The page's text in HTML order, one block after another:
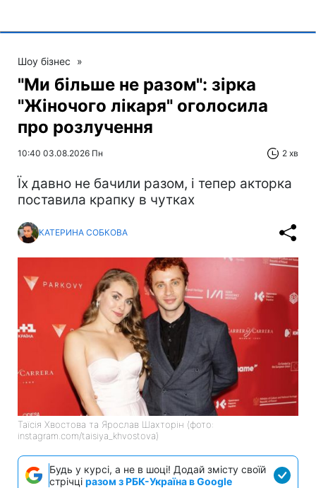
Шоу бізнес »
"Ми більше не разом": зірка
"Жіночого лікаря" оголосила
про розлучення
10:40 03.08.2026 Пн 2 хв
Їх давно не бачили разом, і тепер акторка
поставила крапку в чутках
КАТЕРИНА СОБКОВА
Таїсія Хвостова та Ярослав Шахторін (фото:
instagram.com/taisiya_khvostova)
Будь у курсі, а не в шоці! Додай змісту своїй
стрічці разом з РБК-Україна в Google